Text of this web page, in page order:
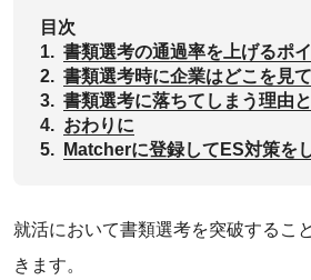
目次
1. 書類選考の通過率を上げるポ
2. 書類選考時に企業はどこを見
3. 書類選考に落ちてしまう理由
4. ‌おわりに
5.
Matcherに登録してES対策を
就活において書類選考を突破するこ
きます。